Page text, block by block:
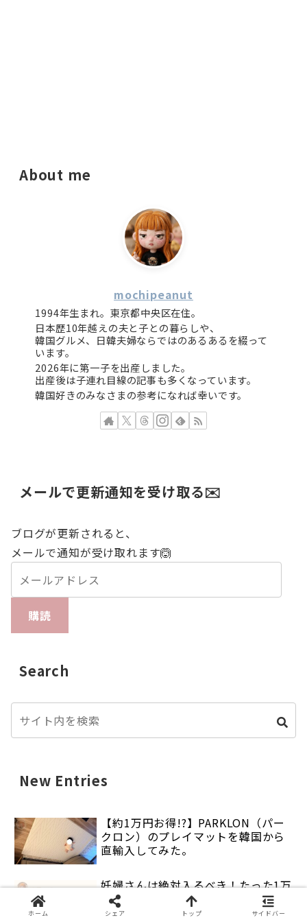
About me
mochipeanut
1994年生まれ。東京都中央区在住。
日本歴10年越えの夫と子との暮らしや、
韓国グルメ、日韓夫婦ならではのあるあるを綴って
います。
2026年に第一子を出産しました。
出産後は子連れ目線の記事も多くなっています。
韓国好きのみなさまの参考になれば幸いです。
メールで更新通知を受け取る✉️
ブログが更新されると、
メールで通知が受け取れます🙆
購読
Search
New Entries
【約1万円お得!?】PARKLON（パー
クロン）のプレイマットを韓国から
直輸入してみた。
妊婦さんは絶対入るべき！たった1万
円の掛金で48万円が給付されたコー
プ共済の保険
ホーム シェア トップ サイドバー